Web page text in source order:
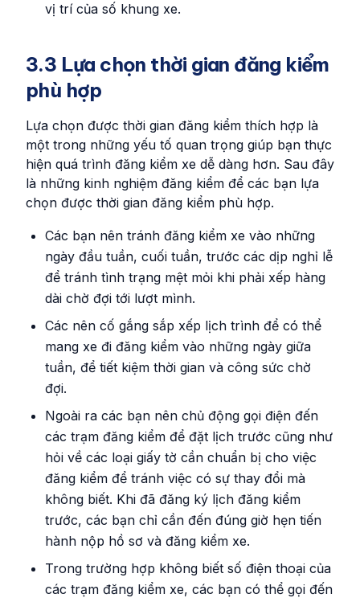
vị trí của số khung xe.
3.3 Lựa chọn thời gian đăng kiểm
phù hợp
Lựa chọn được thời gian đăng kiểm thích hợp là
một trong những yếu tố quan trọng giúp bạn thực
hiện quá trình đăng kiểm xe dễ dàng hơn. Sau đây
là những kinh nghiệm đăng kiểm để các bạn lựa
chọn được thời gian đăng kiểm phù hợp.
Các bạn nên tránh đăng kiểm xe vào những
ngày đầu tuần, cuối tuần, trước các dịp nghỉ lễ
để tránh tình trạng mệt mỏi khi phải xếp hàng
dài chờ đợi tới lượt mình.
Các nên cố gắng sắp xếp lịch trình để có thể
mang xe đi đăng kiểm vào những ngày giữa
tuần, để tiết kiệm thời gian và công sức chờ
đợi.
Ngoài ra các bạn nên chủ động gọi điện đến
các trạm đăng kiểm để đặt lịch trước cũng như
hỏi về các loại giấy tờ cần chuẩn bị cho việc
đăng kiểm để tránh việc có sự thay đổi mà
không biết. Khi đã đăng ký lịch đăng kiểm
trước, các bạn chỉ cần đến đúng giờ hẹn tiến
hành nộp hồ sơ và đăng kiểm xe.
Trong trường hợp không biết số điện thoại của
các trạm đăng kiểm xe, các bạn có thể gọi đến